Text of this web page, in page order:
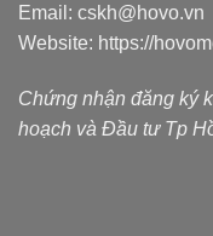
Email: cskh@hovo.vn
Website: https://
Chứng nhận đăng ký
hoạch và Đầu tư Tp